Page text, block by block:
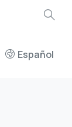
Español